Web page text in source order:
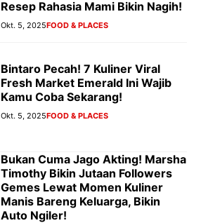
Resep Rahasia Mami Bikin Nagih!
Okt. 5, 2025FOOD & PLACES
Bintaro Pecah! 7 Kuliner Viral
Fresh Market Emerald Ini Wajib
Kamu Coba Sekarang!
Okt. 5, 2025FOOD & PLACES
Bukan Cuma Jago Akting! Marsha
Timothy Bikin Jutaan Followers
Gemes Lewat Momen Kuliner
Manis Bareng Keluarga, Bikin
Auto Ngiler!